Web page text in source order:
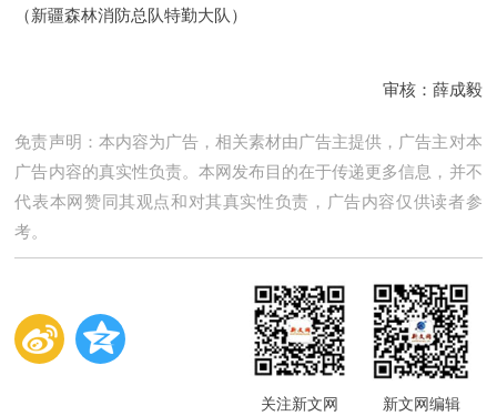
（新疆森林消防总队特勤大队）
审核：薛成毅
免责声明：本内容为广告，相关素材由广告主提供，广告主对本
广告内容的真实性负责。本网发布目的在于传递更多信息，并不
代表本网赞同其观点和对其真实性负责，广告内容仅供读者参
考。
关注新文网
新文网编辑